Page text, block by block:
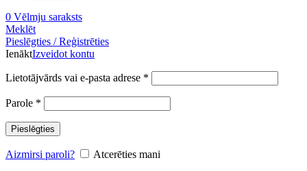
0 Vēlmju saraksts
Meklēt
Pieslēgties / Reģistrēties
IenāktIzveidot kontu
Lietotājvārds vai e-pasta adrese *
Parole *
Pieslēgties
Aizmirsi paroli?
Atcerēties mani